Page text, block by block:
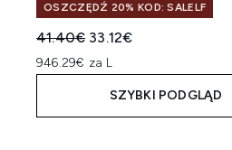
OSZCZĘDŹ 20% KOD: SALELF
Sugerowana cena detaliczna:
41.40€ Aktualna cena:
33.12€
946.29€ za L
SZYBKI PODGLĄD